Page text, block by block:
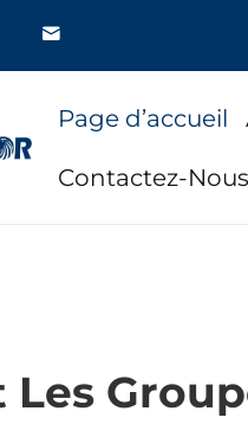
Page d’accueil
Contactez-Nous